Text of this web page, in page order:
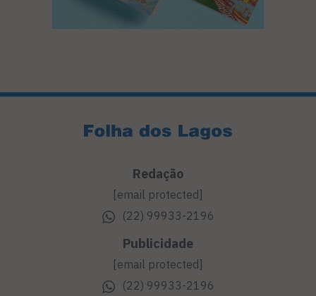
Redação
[email protected]
(22) 99933-2196
Publicidade
[email protected]
(22) 99933-2196